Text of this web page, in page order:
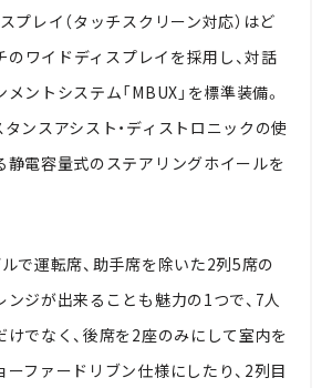
プレイ（タッチスクリーン対応）はど
ワイドディスプレイを採用し、対話
ントシステム「MBUX」を標準装備。
ンスアシスト・ディストロニックの使
静電容量式のステアリングホイールを
で運転席、助手席を除いた2列5席の
ンジが出来ることも魅力の1つで、7人
でなく、後席を2座のみにして室内を
ファードリブン仕様にしたり、2列目